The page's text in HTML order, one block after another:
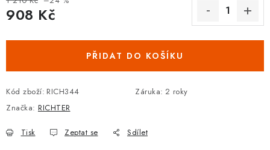
DOPLŇKY KE DVEŘÍM
PRO POSUVNÉ DVEŘE
POKLADNIČKY NA ZÁMEK
908 Kč
PŘIDAT DO KOŠÍKU
Kód zboží: RICH344 Záruka: 2 roky
Značka: RICHTER
Tisk Zeptat se Sdílet